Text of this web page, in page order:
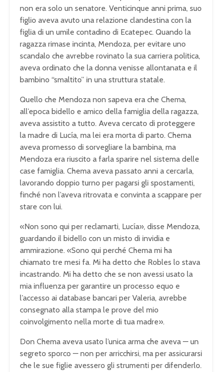
non era solo un senatore. Venticinque anni prima, suo
figlio aveva avuto una relazione clandestina con la
figlia di un umile contadino di Ecatepec. Quando la
ragazza rimase incinta, Mendoza, per evitare uno
scandalo che avrebbe rovinato la sua carriera politica,
aveva ordinato che la donna venisse allontanata e il
bambino “smaltito” in una struttura statale.
Quello che Mendoza non sapeva era che Chema,
all’epoca bidello e amico della famiglia della ragazza,
aveva assistito a tutto. Aveva cercato di proteggere
la madre di Lucía, ma lei era morta di parto. Chema
aveva promesso di sorvegliare la bambina, ma
Mendoza era riuscito a farla sparire nel sistema delle
case famiglia. Chema aveva passato anni a cercarla,
lavorando doppio turno per pagarsi gli spostamenti,
finché non l’aveva ritrovata e convinta a scappare per
stare con lui.
«Non sono qui per reclamarti, Lucía», disse Mendoza,
guardando il bidello con un misto di invidia e
ammirazione. «Sono qui perché Chema mi ha
chiamato tre mesi fa. Mi ha detto che Robles lo stava
incastrando. Mi ha detto che se non avessi usato la
mia influenza per garantire un processo equo e
l’accesso ai database bancari per Valeria, avrebbe
consegnato alla stampa le prove del mio
coinvolgimento nella morte di tua madre».
Don Chema aveva usato l’unica arma che aveva — un
segreto sporco — non per arricchirsi, ma per assicurarsi
che le sue figlie avessero gli strumenti per difenderlo.